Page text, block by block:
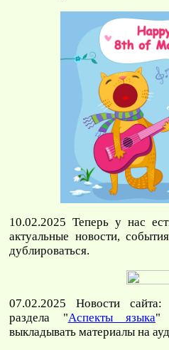
10.02.2025 Теперь у нас
актуальные новости,
дублироваться.
07.02.2025 Новости
раздела "Аспекты языка"
выкладывать материалы на